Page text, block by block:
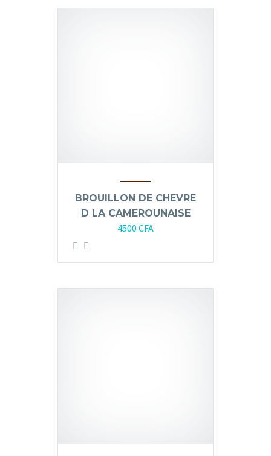
BROUILLON DE CHEVRE
D LA CAMEROUNAISE
4500 CFA